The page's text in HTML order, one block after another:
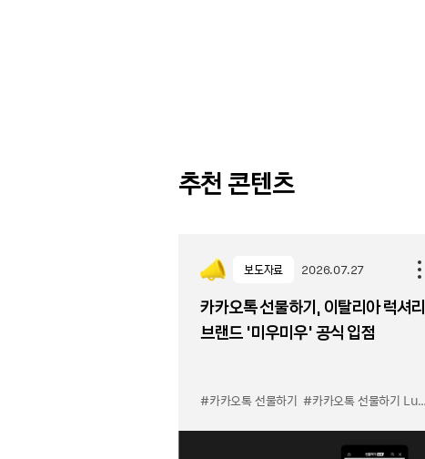
추천 콘텐츠
보도자료 2026.07.27
카카오톡 선물하기, 이탈리아 럭셔리
브랜드 '미우미우' 공식 입점
#카카오톡 선물하기 #카카오톡 선물하기 LuX 미우미우 입점